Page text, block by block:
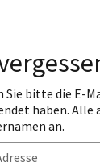
bitte die E-
haben. Alle
an.